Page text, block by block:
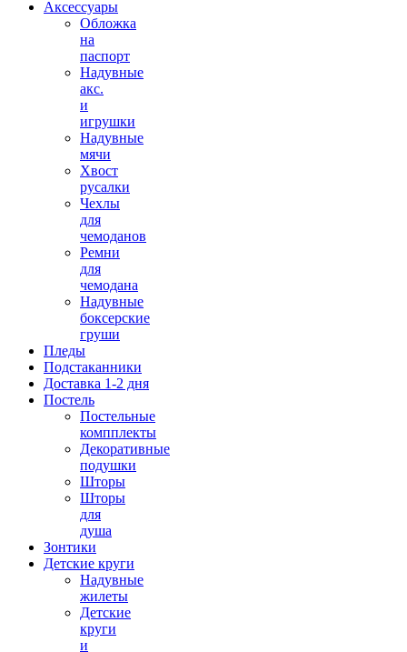
Аксессуары
Обложка
на
паспорт
Надувные
акс.
и
игрушки
Надувные
мячи
Хвост
русалки
Чехлы
для
чемоданов
Ремни
для
чемодана
Надувные
боксерские
груши
Пледы
Подстаканники
Доставка 1-2 дня
Постель
Постельные
компплекты
Декоративные
подушки
Шторы
Шторы
для
душа
Зонтики
Детские круги
Надувные
жилеты
Детские
круги
и